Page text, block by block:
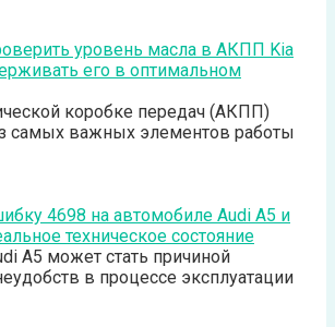
уровень масла в АКПП Kia
его в оптимальном
коробке передач (АКПП)
самых важных элементов работы
4698 на автомобиле Audi А5 и
техническое состояние
A5 может стать причиной
в процессе эксплуатации